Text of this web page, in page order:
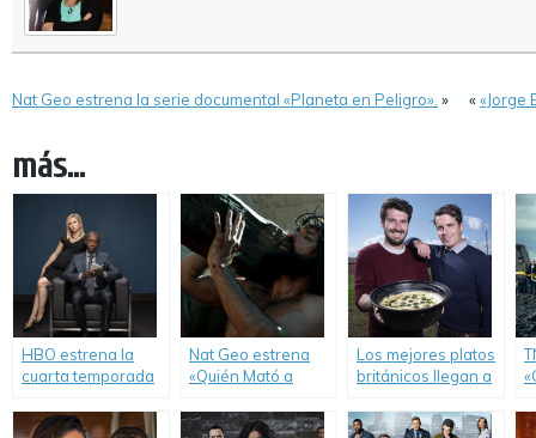
Nat Geo estrena la serie documental «Planeta en Peligro». » ««Jorge
más...
HBO estrena la
cuarta temporada
Nat Geo estrena
«Quién Mató a
Los mejores platos
británicos llegan a
Health.